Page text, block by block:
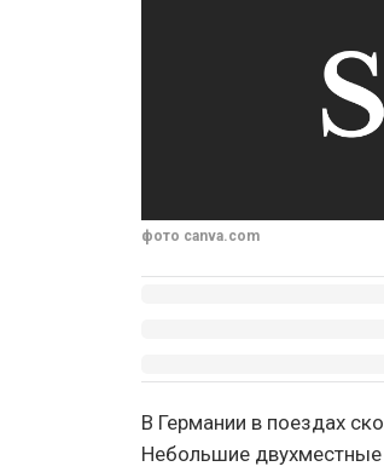
фото canva.com
В Германии в поездах
Небольшие двухместные